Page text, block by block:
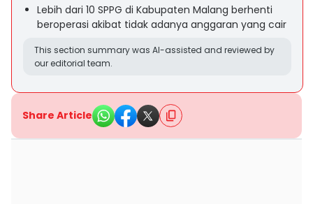
Lebih dari 10 SPPG di Kabupaten Malang berhenti
beroperasi akibat tidak adanya anggaran yang cair
This section summary was AI-assisted and reviewed by
our editorial team.
Share Article